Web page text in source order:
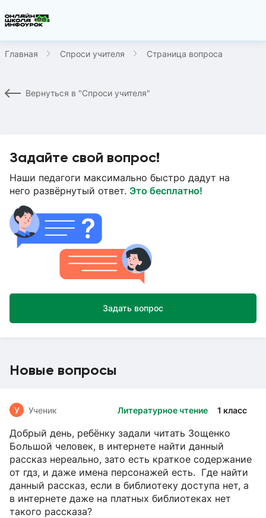
Главная Спроси учителя Страница вопроса
Вернуться в "Спроси учителя"
Задайте свой вопрос!
Наши педагоги максимально быстро дадут на
него развёрнутый ответ. Это бесплатно!
Задать вопрос
Новые вопросы
Литературное чтение 1 класс
У Ученик
Добрый день, ребёнку задали читать Зощенко
Большой человек, в интернете найти данный
рассказ нереально, зато есть краткое содержание
от гдз, и даже имена персонажей есть. Где найти
данный рассказ, если в библиотеку доступа нет, а
в интернете даже на платных библиотеках нет
такого рассказа?